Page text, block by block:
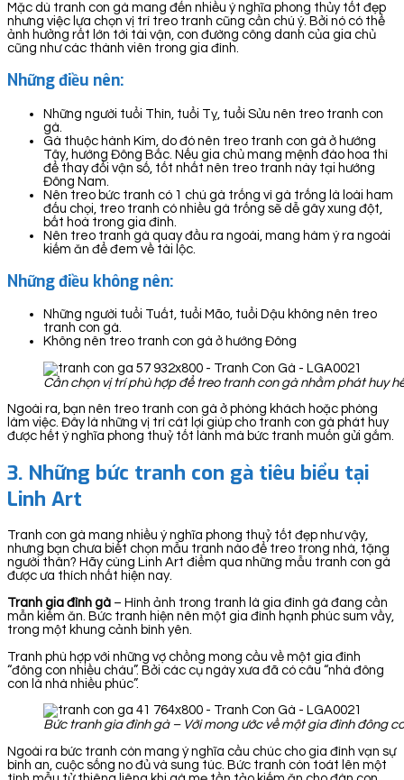
Mặc dù tranh con gà mang đến nhiều ý nghĩa phong thủy tốt đẹp
nhưng việc lựa chọn vị trí treo tranh cũng cần chú ý. Bởi nó có thể
ảnh hưởng rất lớn tới tài vận, con đường công danh của gia chủ
cũng như các thành viên trong gia đình.
Những điều nên:
Những người tuổi Thìn, tuổi Tỵ, tuổi Sửu nên treo tranh con
gà.
Gà thuộc hành Kim, do đó nên treo tranh con gà ở hướng
Tây, hướng Đông Bắc. Nếu gia chủ mang mệnh đào hoa thì
để thay đổi vận số, tốt nhất nên treo tranh này tại hướng
Đông Nam.
Nên treo bức tranh có 1 chú gà trống vì gà trống là loài ham
đấu chọi, treo tranh có nhiều gà trống sẽ dễ gây xung đột,
bất hoà trong gia đình.
Nên treo tranh gà quay đầu ra ngoài, mang hàm ý ra ngoài
kiếm ăn để đem về tài lộc.
Những điều không nên:
Những người tuổi Tuất, tuổi Mão, tuổi Dậu không nên treo
tranh con gà.
Không nên treo tranh con gà ở hướng Đông
Cần chọn vị trí phù hợp để treo tranh con gà nhằm phát huy
Ngoài ra, bạn nên treo tranh con gà ở phòng khách hoặc phòng
làm việc. Đây là những vị trí cát lợi giúp cho tranh con gà phát huy
được hết ý nghĩa phong thuỷ tốt lành mà bức tranh muốn gửi gắm.
3. Những bức tranh con gà tiêu biểu tại
Linh Art
Tranh con gà mang nhiều ý nghĩa phong thuỷ tốt đẹp như vậy,
nhưng bạn chưa biết chọn mẫu tranh nào để treo trong nhà, tặng
người thân? Hãy cùng Linh Art điểm qua những mẫu tranh con gà
được ưa thích nhất hiện nay.
Tranh gia đình gà – Hình ảnh trong tranh là gia đình gà đang cần
mẫn kiếm ăn. Bức tranh hiện nên một gia đình hạnh phúc sum vầy,
trong một khung cảnh bình yên.
Tranh phù hợp với những vợ chồng mong cầu về một gia đình
“đông con nhiều cháu”. Bởi các cụ ngày xưa đã có câu “nhà đông
con là nhà nhiều phúc”.
Bức tranh gia đình gà – Với mong ước về một gia đình đông
Ngoài ra bức tranh còn mang ý nghĩa cầu chúc cho gia đình vạn sự
bình an, cuộc sống no đủ và sung túc. Bức tranh còn toát lên một